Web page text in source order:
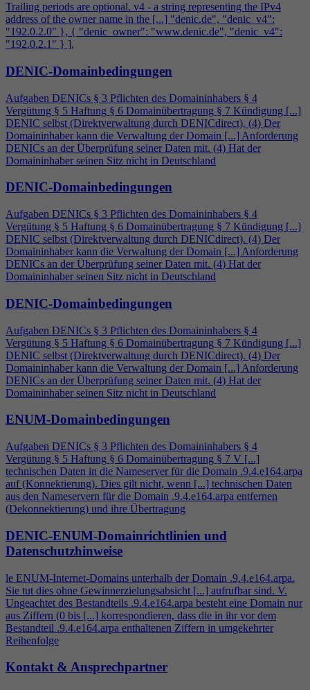
Trailing periods are optional. v4 - a string representing the IPv4
address of the owner name in the [...] "denic.de", "denic_v4":
"192.0.2.0" }, { "denic_owner": "www.denic.de", "denic_v4":
"192.0.2.1" } ],
DENIC-Domainbedingungen
Aufgaben DENICs § 3 Pflichten des Domaininhabers § 4
Vergütung § 5 Haftung § 6 Domainübertragung § 7 Kündigung [...]
DENIC selbst (Direktverwaltung durch DENICdirect). (4) Der
Domaininhaber kann die Verwaltung der Domain [...] Anforderung
DENICs an der Überprüfung seiner Daten mit. (4) Hat der
Domaininhaber seinen Sitz nicht in Deutschland
DENIC-Domainbedingungen
Aufgaben DENICs § 3 Pflichten des Domaininhabers § 4
Vergütung § 5 Haftung § 6 Domainübertragung § 7 Kündigung [...]
DENIC selbst (Direktverwaltung durch DENICdirect). (4) Der
Domaininhaber kann die Verwaltung der Domain [...] Anforderung
DENICs an der Überprüfung seiner Daten mit. (4) Hat der
Domaininhaber seinen Sitz nicht in Deutschland
DENIC-Domainbedingungen
Aufgaben DENICs § 3 Pflichten des Domaininhabers § 4
Vergütung § 5 Haftung § 6 Domainübertragung § 7 Kündigung [...]
DENIC selbst (Direktverwaltung durch DENICdirect). (4) Der
Domaininhaber kann die Verwaltung der Domain [...] Anforderung
DENICs an der Überprüfung seiner Daten mit. (4) Hat der
Domaininhaber seinen Sitz nicht in Deutschland
ENUM-Domainbedingungen
Aufgaben DENICs § 3 Pflichten des Domaininhabers § 4
Vergütung § 5 Haftung § 6 Domainübertragung § 7 V [...]
technischen Daten in die Nameserver für die Domain .9.4.e164.arpa
auf (Konnektierung). Dies gilt nicht, wenn [...] technischen Daten
aus den Nameservern für die Domain .9.4.e164.arpa entfernen
(Dekonnektierung) und ihre Übertragung
DENIC-ENUM-Domainrichtlinien und
Datenschutzhinweise
le ENUM-Internet-Domains unterhalb der Domain .9.4.e164.arpa.
Sie tut dies ohne Gewinnerzielungsabsicht [...] aufrufbar sind. V.
Ungeachtet des Bestandteils .9.4.e164.arpa besteht eine Domain nur
aus Ziffern (0 bis [...] korrespondieren, dass die in ihr vor dem
Bestandteil .9.4.e164.arpa enthaltenen Ziffern in umgekehrter
Reihenfolge
Kontakt & Ansprechpartner